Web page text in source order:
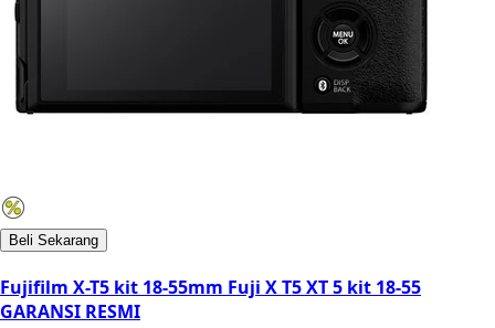
Beli Sekarang
Fujifilm X-T5 kit 18-55mm Fuji X T5 XT 5 kit 18-55
GARANSI RESMI